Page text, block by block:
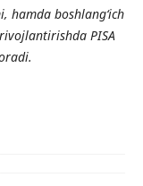
hamda boshlang‘ich
PISA